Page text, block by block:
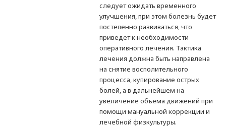
следует ожидать временного
улучшения, при этом болезнь будет
постепенно развиваться, что
приведет к необходимости
оперативного лечения. Тактика
лечения должна быть направлена
на снятие восполительного
процесса, купирование острых
болей, а в дальнейшем на
увеличение объема движений при
помощи мануальной коррекции и
лечебной физкультуры.